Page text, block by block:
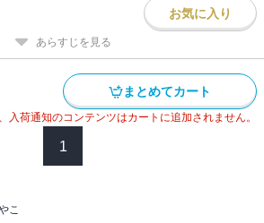
お気に入り
あらすじを見る
まとめてカート
入荷通知のコンテンツはカートに追加されません。
1
こ